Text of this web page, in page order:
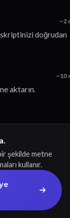
~2
doğrudan
~10
aktarın.
şekilde metne
kullanır.